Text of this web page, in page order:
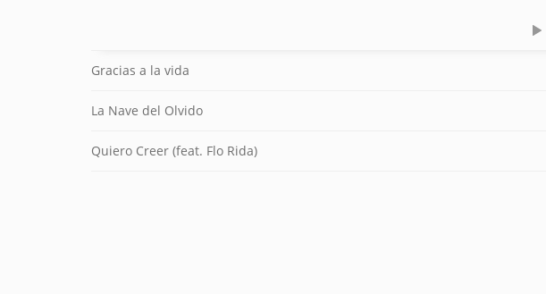
Gracias a la vida
La Nave del Olvido
Quiero Creer (feat. Flo Rida)